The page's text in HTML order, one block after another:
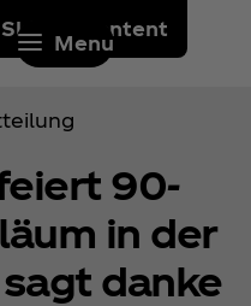
Skip to content
Menu
90-
in der
danke